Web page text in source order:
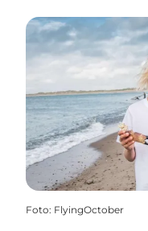
Foto: FlyingOctober